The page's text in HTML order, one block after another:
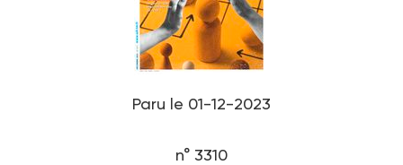
Paru le 01-12-2023
n° 3310